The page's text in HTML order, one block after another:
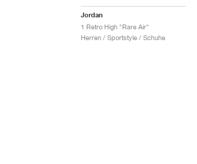
Jordan
1 Retro High "Rare Air"
Herren / Sportstyle / Schuhe